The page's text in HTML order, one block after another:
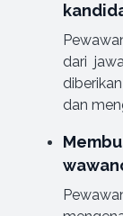
dari
dan